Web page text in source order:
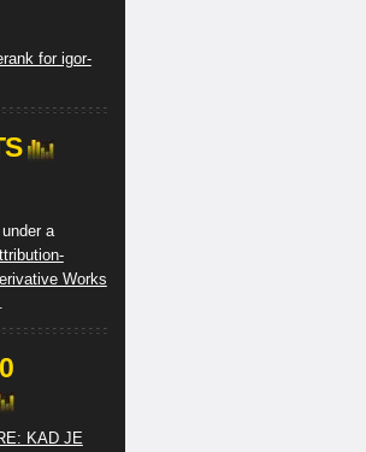
a
Works
KAD JE